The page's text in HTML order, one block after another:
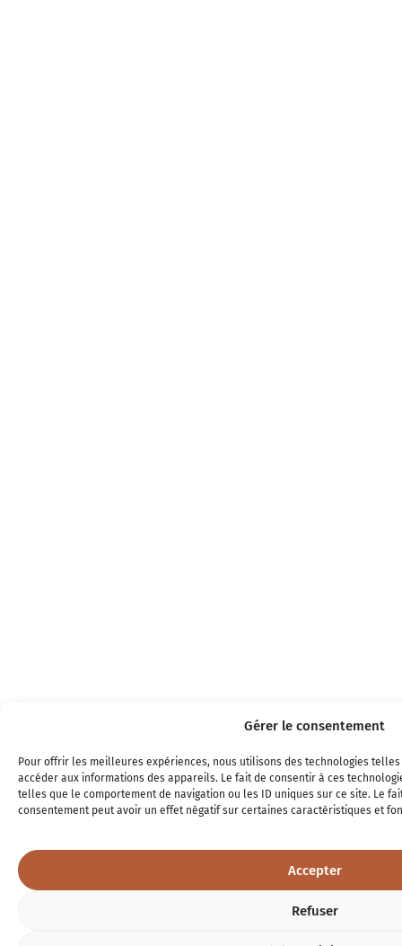
Gérer le consentement
Pour offrir les meilleures expériences, nous utilisons des technologies
accéder aux informations des appareils. Le fait de consentir à ces
telles que le comportement de navigation ou les ID uniques sur ce site. Le
consentement peut avoir un effet négatif sur certaines caractéristiques et
Accepter
Refuser